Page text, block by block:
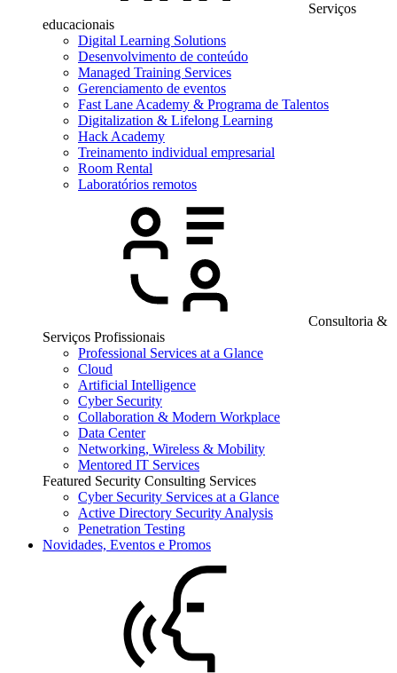
Serviços
educacionais
Digital Learning Solutions
Desenvolvimento de conteúdo
Managed Training Services
Gerenciamento de eventos
Fast Lane Academy & Programa de Talentos
Digitalization & Lifelong Learning
Hack Academy
Treinamento individual empresarial
Room Rental
Laboratórios remotos
Consultoria &
Serviços Profissionais
Professional Services at a Glance
Cloud
Artificial Intelligence
Cyber Security
Collaboration & Modern Workplace
Data Center
Networking, Wireless & Mobility
Mentored IT Services
Featured Security Consulting Services
Cyber Security Services at a Glance
Active Directory Security Analysis
Penetration Testing
Novidades, Eventos e Promos